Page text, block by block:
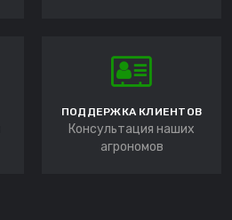
ПОДДЕРЖКА КЛИЕНТОВ
Консультация наших
агрономов